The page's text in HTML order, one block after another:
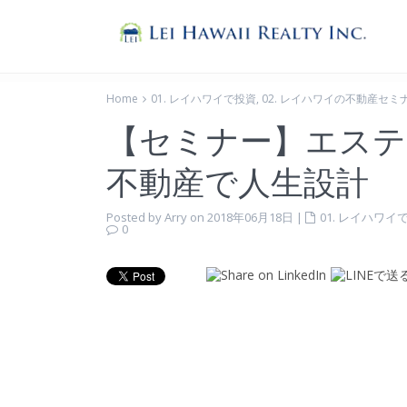
Home 01. レイハワイで投資, 02. レイハワイの不動産セミ
【セミナー】エス
不動産で人生設計
Posted by Arry on 2018年06月18日 | 01. レイハワイ
0